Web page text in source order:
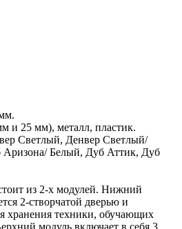
и 25 мм), металл, пластик.
Светлый, Денвер Светлый/
Белый, Дуб Аттик, Дуб
из 2-х модулей. Нижний
2-створчатой дверью и
хранения техники, обучающих
модуль включает в себя 3